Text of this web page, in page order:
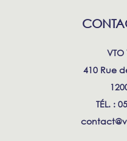
VTO
410 Rue
TÉL. :